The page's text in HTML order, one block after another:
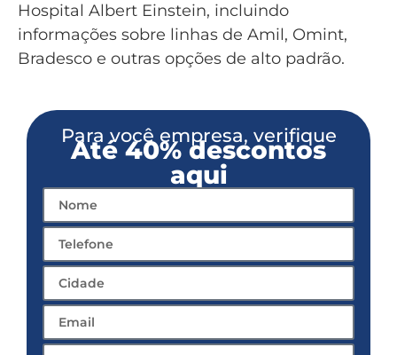
Hospital Albert Einstein, incluindo
informações sobre linhas de Amil, Omint,
Bradesco e outras opções de alto padrão.
Para você empresa, verifique
Até 40% descontos
aqui